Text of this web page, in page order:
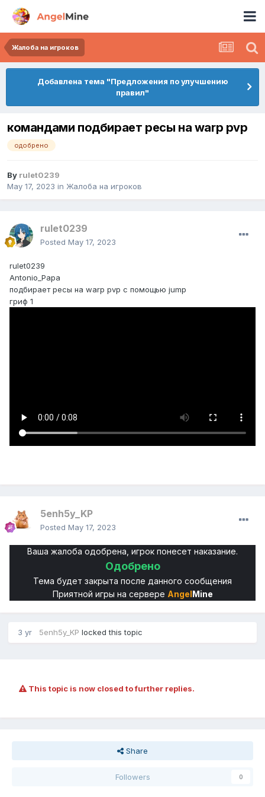
Жалоба на игроков
Добавлена тема "Предложения по улучшению
правил"
командами подбирает ресы на warp pvp
одобрено
By rulet0239
May 17, 2023 in Жалоба на игроков
rulet0239
Posted May 17, 2023
rulet0239
Antonio_Papa
подбирает ресы на warp pvp с помощью jump
гриф 1
5enh5y_KP
Posted May 17, 2023
Ваша жалоба одобрена, игрок понесет наказание.
Одобрено
Тема будет закрыта после данного сообщения
Приятной игры на сервере AngelMine
3 yr 5enh5y_KP locked this topic
This topic is now closed to further replies.
Share
Followers 0